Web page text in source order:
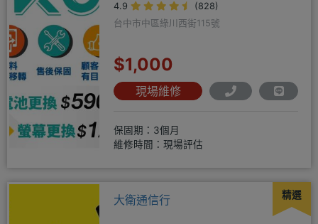
4.9
(828)
台中市中區綠川西街115號
$1,000
現場維修
保固期：3個月
維修時間：現場評估
精選
大衛通信行